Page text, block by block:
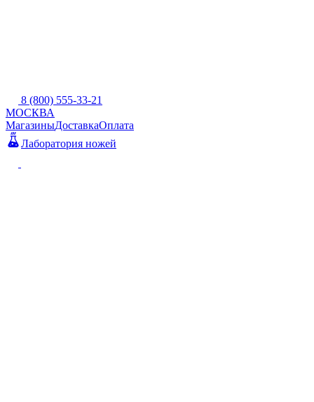
8 (800) 555-33-21
МОСКВА
МагазиныДоставкаОплата
Лаборатория ножей